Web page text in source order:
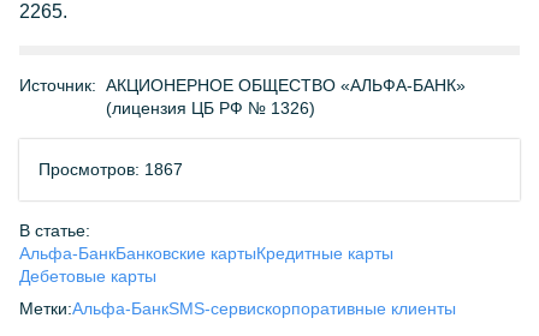
2265.
Источник: АКЦИОНЕРНОЕ ОБЩЕСТВО «АЛЬФА-БАНК»
(лицензия ЦБ РФ № 1326)
Просмотров: 1867
В статье:
Альфа-БанкБанковские картыКредитные карты
Дебетовые карты
Метки:Альфа-БанкSMS-сервискорпоративные клиенты